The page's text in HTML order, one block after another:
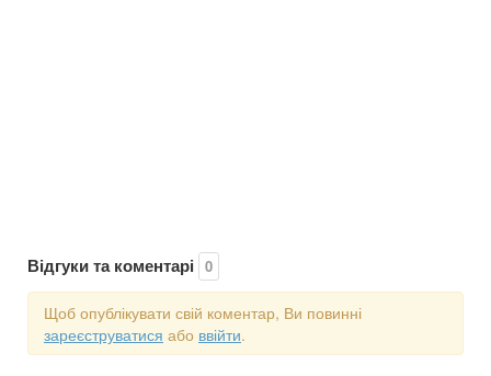
Відгуки та коментарі 0
Щоб опублікувати свій коментар, Ви повинні
зареєструватися або ввійти.